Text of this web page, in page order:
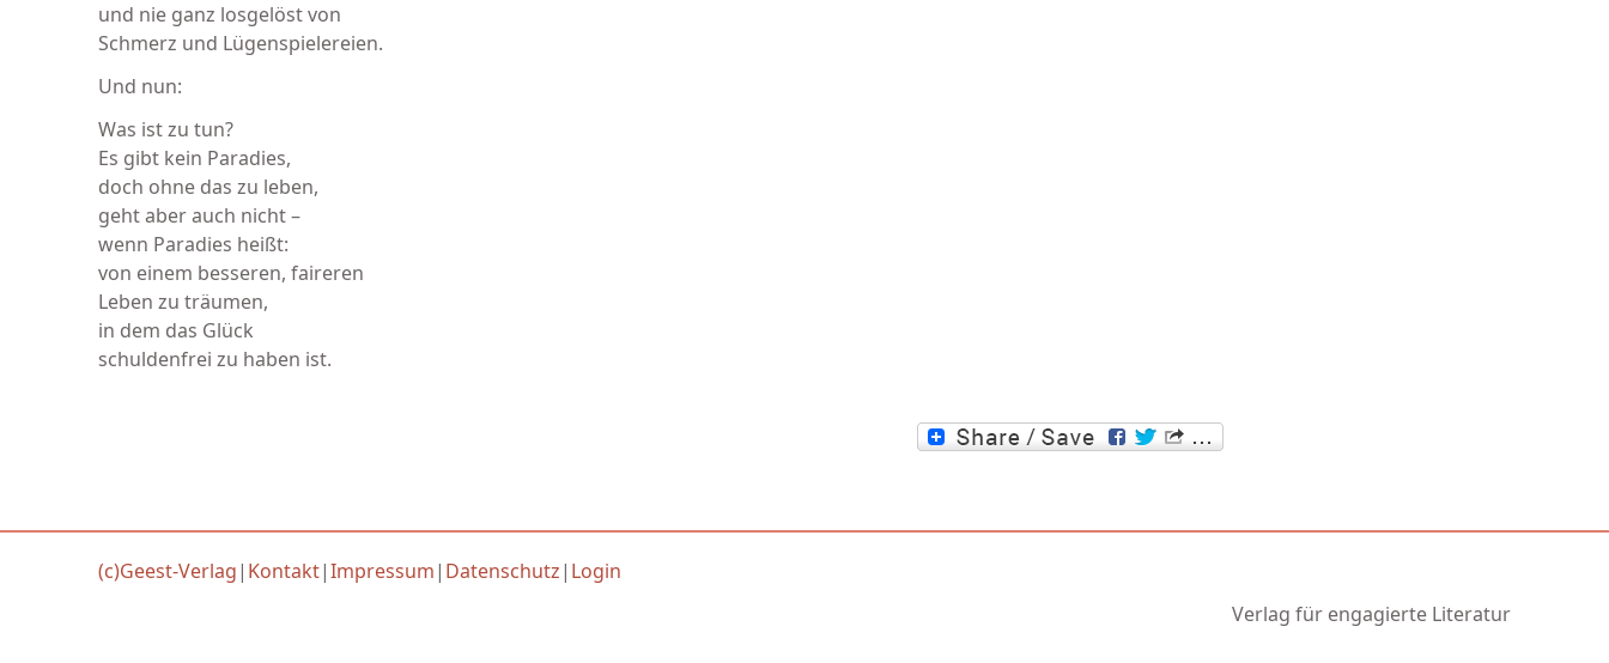
und nie ganz losgelöst von
Schmerz und Lügenspielereien.
Und nun:
Was ist zu tun?
Es gibt kein Paradies,
doch ohne das zu leben,
geht aber auch nicht –
wenn Paradies heißt:
von einem besseren, faireren
Leben zu träumen,
in dem das Glück
schuldenfrei zu haben ist.
(c)Geest-Verlag| Kontakt|Impressum| Datenschutz| Login
Verlag für engagierte Literatur